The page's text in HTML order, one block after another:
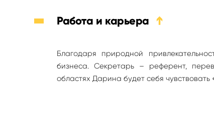
Работа и карьера ➔
Благодаря природной
бизнеса. Секретарь – референт,
областях Дарина будет себя чувствовать